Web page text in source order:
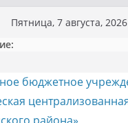
Пятница, 7 августа, 2026